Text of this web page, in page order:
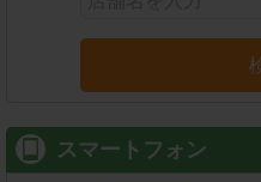
スマートフォン